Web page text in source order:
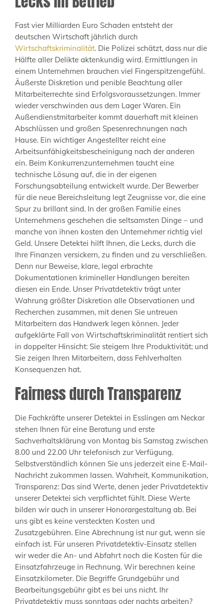
Fast vier Milliarden Euro Schaden entsteht der
deutschen Wirtschaft jährlich durch
Wirtschaftskriminalität. Die Polizei schätzt, dass nur die
Hälfte aller Delikte aktenkundig wird. Ermittlungen in
einem Unternehmen brauchen viel Fingerspitzengefühl.
Äußerste Diskretion und penible Beachtung aller
Mitarbeiterrechte sind Erfolgsvoraussetzungen. Immer
wieder verschwinden aus dem Lager Waren. Ein
Außendienstmitarbeiter kommt dauerhaft mit kleinen
Abschlüssen und großen Spesenrechnungen nach
Hause. Ein wichtiger Angestellter reicht eine
Arbeitsunfähigkeitsbescheinigung nach der anderen
ein. Beim Konkurrenzunternehmen taucht eine
technische Lösung auf, die in der eigenen
Forschungsabteilung entwickelt wurde. Der Bewerber
für die neue Bereichsleitung legt Zeugnisse vor, die eine
Spur zu brillant sind. In der großen Familie eines
Unternehmens geschehen die seltsamsten Dinge – und
manche von ihnen kosten den Unternehmer richtig viel
Geld. Unsere Detektei hilft Ihnen, die Lecks, durch die
Ihre Finanzen versickern, zu finden und zu verschließen.
Denn nur Beweise, klare, legal erbrachte
Dokumentationen krimineller Handlungen bereiten
diesen ein Ende. Unser Privatdetektiv trägt unter
Wahrung größter Diskretion alle Observationen und
Recherchen zusammen, mit denen Sie untreuen
Mitarbeitern das Handwerk legen können. Jeder
aufgeklärte Fall von Wirtschaftskriminalität rentiert sich
in doppelter Hinsicht: Sie steigern Ihre Produktivität; und
Sie zeigen Ihren Mitarbeitern, dass Fehlverhalten
Konsequenzen hat.
Fairness durch Transparenz
Die Fachkräfte unserer Detektei in Esslingen am Neckar
stehen Ihnen für eine Beratung und erste
Sachverhaltsklärung von Montag bis Samstag zwischen
8.00 und 22.00 Uhr telefonisch zur Verfügung.
Selbstverständlich können Sie uns jederzeit eine E-Mail-
Nachricht zukommen lassen. Wahrheit, Kommunikation,
Transparenz: Das sind Werte, denen jeder Privatdetektiv
unserer Detektei sich verpflichtet fühlt. Diese Werte
bilden wir auch in unserer Honorargestaltung ab. Bei
uns gibt es keine versteckten Kosten und
Zusatzgebühren. Eine Abrechnung ist nur gut, wenn sie
einfach ist. Für unseren Privatdetektiv-Einsatz stellen
wir weder die An- und Abfahrt noch die Kosten für die
Einsatzfahrzeuge in Rechnung. Wir berechnen keine
Einsatzkilometer. Die Begriffe Grundgebühr und
Bearbeitungsgebühr gibt es bei uns nicht. Ihr
Privatdetektiv muss sonntags oder nachts arbeiten?